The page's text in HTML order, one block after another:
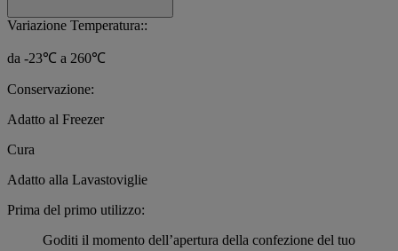
Variazione Temperatura::
da -23℃ a 260℃
Conservazione:
Adatto al Freezer
Cura
Adatto alla Lavastoviglie
Prima del primo utilizzo:
Goditi il momento dell’apertura della confezione del tuo